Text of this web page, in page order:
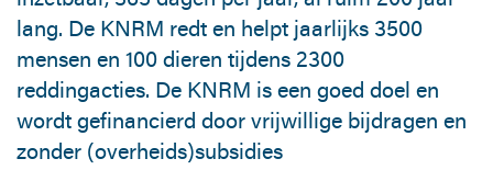
lang. De KNRM redt en helpt jaarlijks 3500
mensen en 100 dieren tijdens 2300
reddingacties. De KNRM is een goed doel en
wordt gefinancierd door vrijwillige bijdragen en
zonder (overheids)subsidies